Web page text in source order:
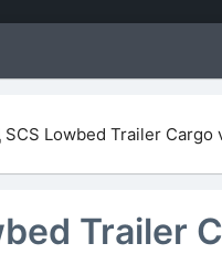
Lowbed Trailer Cargo
Trailer